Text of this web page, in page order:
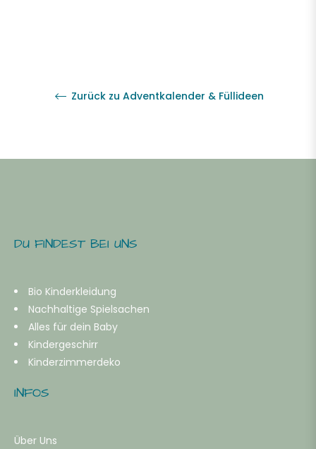
Zurück zu Adventkalender & Füllideen
DU FINDEST BEI UNS
Bio Kinderkleidung
Nachhaltige Spielsachen
Alles für dein Baby
Kindergeschirr
Kinderzimmerdeko
INFOS
Über Uns